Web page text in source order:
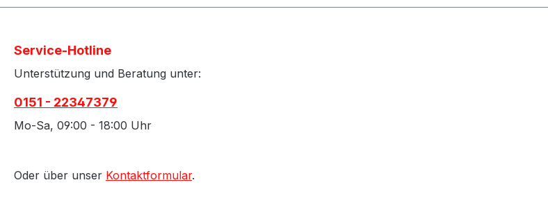
Service-Hotline
Unterstützung und Beratung unter:
0151 - 22347379
Mo-Sa, 09:00 - 18:00 Uhr
Oder über unser Kontaktformular.